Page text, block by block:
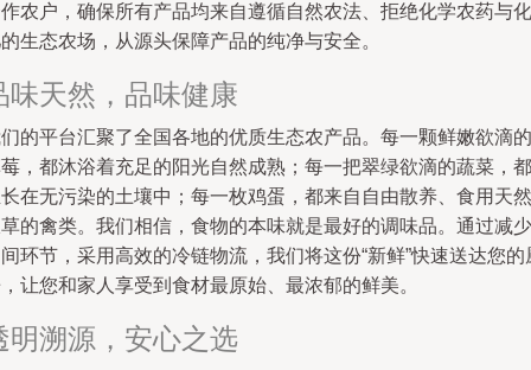
农户，确保所有产品均来自遵循自然农法、拒绝化学农药与化
生态农场，从源头保障产品的纯净与安全。
味天然，品味健康
的平台汇聚了全国各地的优质生态农产品。每一颗鲜嫩欲滴的
，都沐浴着充足的阳光自然成熟；每一把翠绿欲滴的蔬菜，都
在无污染的土壤中；每一枚鸡蛋，都来自自由散养、食用天然
的禽类。我们相信，食物的本味就是最好的调味品。通过减少
环节，采用高效的冷链物流，我们将这份“新鲜”快速送达您的
让您和家人享受到食材最原始、最浓郁的鲜美。
明溯源，安心之选